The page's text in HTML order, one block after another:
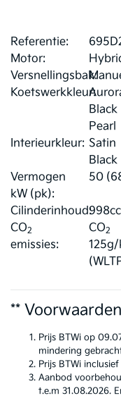
Referentie:
Motor:
Versnellingsbak:
Koetswerkkleur:
Black
Pearl
Interieurkleur: Satin
Black
Vermogen
kW (pk):
50
Cilinderinhoud:998cc
CO2
emissies:
CO2
** Voorwaarden
Prijs BTWi op
mindering
Prijs BTWi
Aanbod
t.e.m 31.08.2026.